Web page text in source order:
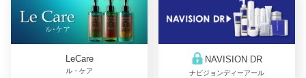
LeCare
ル・ケア
NAVISION DR
ナビジョンディーアール